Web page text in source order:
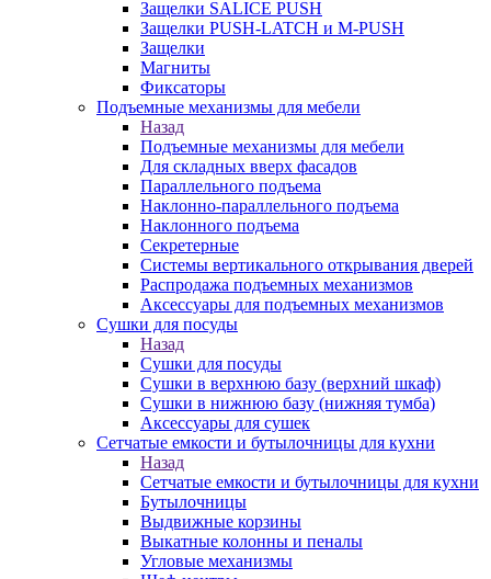
Защелки SALICE PUSH
Защелки PUSH-LATCH и M-PUSH
Защелки
Магниты
Фиксаторы
Подъемные механизмы для мебели
Назад
Подъемные механизмы для мебели
Для складных вверх фасадов
Параллельного подъема
Наклонно-параллельного подъема
Наклонного подъема
Секретерные
Системы вертикального открывания дверей
Распродажа подъемных механизмов
Аксессуары для подъемных механизмов
Сушки для посуды
Назад
Сушки для посуды
Сушки в верхнюю базу (верхний шкаф)
Сушки в нижнюю базу (нижняя тумба)
Аксессуары для сушек
Сетчатые емкости и бутылочницы для кухни
Назад
Сетчатые емкости и бутылочницы для кухни
Бутылочницы
Выдвижные корзины
Выкатные колонны и пеналы
Угловые механизмы